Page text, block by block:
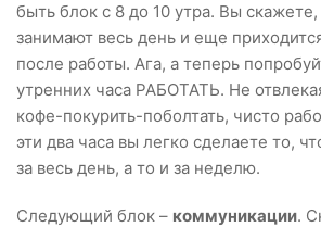
быть блок с 8 до 10 утра. Вы
занимают весь день и еще
после работы. Ага, а теперь
утренних часа РАБОТАТЬ. Не
кофе-покурить-поболтать, чисто
эти два часа вы легко сделаете то,
за весь день, а то и за неделю.
Следующий блок – коммуникации.